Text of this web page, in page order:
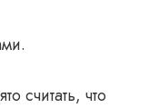
считать, что